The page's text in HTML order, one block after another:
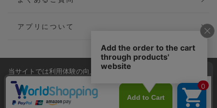
アプリについて
会社概要
ご利用規約
個人情報保護方針
当サイトでは利用体験の向上およびコンテンツの最適な提供、ト
ラフィックの分析を目的としてCookieを使用しています。
サイトの閲覧を継続された場合、Cookieの利用に同意したことも
のといたします。